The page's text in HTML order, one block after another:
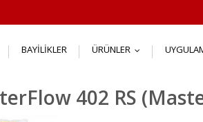
BAYILIKLER ÜRÜNLER
402 RS